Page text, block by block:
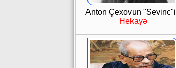
Anton Çexovun "Sevinc"i
Hekayə